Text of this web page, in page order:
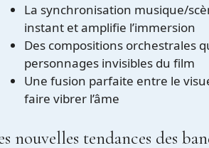
La synchronisation musique/
instant et amplifie l’immersion
Des compositions orchestrales
personnages invisibles du film
Une fusion parfaite entre le
faire vibrer l’âme
nouvelles tendances des